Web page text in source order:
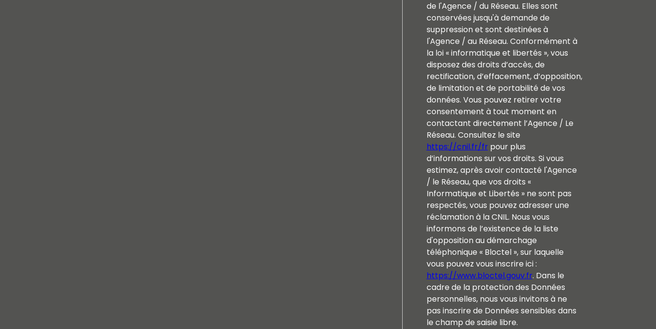
de l'Agence / du Réseau. Elles sont
conservées jusqu'à demande de
suppression et sont destinées à
l'Agence / au Réseau. Conformément à
la loi « informatique et libertés », vous
disposez des droits d’accès, de
rectification, d’effacement, d’opposition,
de limitation et de portabilité de vos
données. Vous pouvez retirer votre
consentement à tout moment en
contactant directement l’Agence / Le
Réseau. Consultez le site
https://cnil.fr/frpour plus
d’informations sur vos droits. Si vous
estimez, après avoir contacté l'Agence
/ le Réseau, que vos droits «
Informatique et Libertés » ne sont pas
respectés, vous pouvez adresser une
réclamation à la CNIL. Nous vous
informons de l’existence de la liste
d'opposition au démarchage
téléphonique « Bloctel », sur laquelle
vous pouvez vous inscrire ici :
https://www.bloctel.gouv.fr. Dans le
cadre de la protection des Données
personnelles, nous vous invitons à ne
pas inscrire de Données sensibles dans
le champ de saisie libre.